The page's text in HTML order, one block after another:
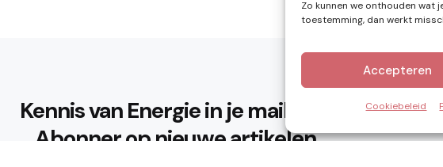
Zo kunnen we onthouden wat
toestemming, dan werkt
Accepteren
Cookiebeleid
Kennis van Energie in je mailbox?
Abonner op nieuwe artikelen.